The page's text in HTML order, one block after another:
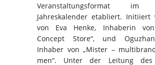
Veranstaltungsformat im
Jahreskalender etabliert.
von Eva Henke, Inhaberin von
Concept Store“, und
Inhaber von „Mister –
men“. Unter der Leitung des